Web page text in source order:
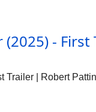
(2025) -
| Robert